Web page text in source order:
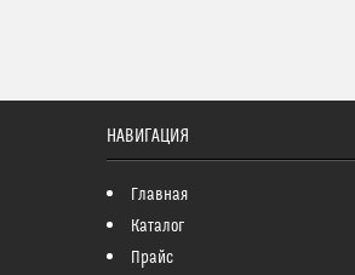
НАВИГАЦИЯ
Главная
Каталог
Прайс